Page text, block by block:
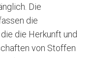
Die
die
die Herkunft und
von Stoffen